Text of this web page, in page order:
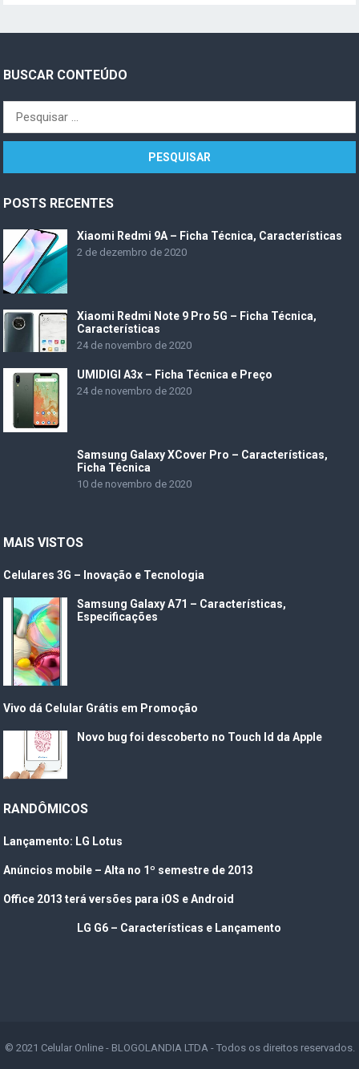
BUSCAR CONTEÚDO
Pesquisar
por:
POSTS RECENTES
Xiaomi Redmi 9A – Ficha Técnica, Características
2 de dezembro de 2020
Xiaomi Redmi Note 9 Pro 5G – Ficha Técnica,
Características
24 de novembro de 2020
UMIDIGI A3x – Ficha Técnica e Preço
24 de novembro de 2020
Samsung Galaxy XCover Pro – Características,
Ficha Técnica
10 de novembro de 2020
MAIS VISTOS
Celulares 3G – Inovação e Tecnologia
Samsung Galaxy A71 – Características,
Especificações
Vivo dá Celular Grátis em Promoção
Novo bug foi descoberto no Touch Id da Apple
RANDÔMICOS
Lançamento: LG Lotus
Anúncios mobile – Alta no 1º semestre de 2013
Office 2013 terá versões para iOS e Android
LG G6 – Características e Lançamento
© 2021 Celular Online- BLOGOLANDIA LTDA - Todos os direitos reservados.